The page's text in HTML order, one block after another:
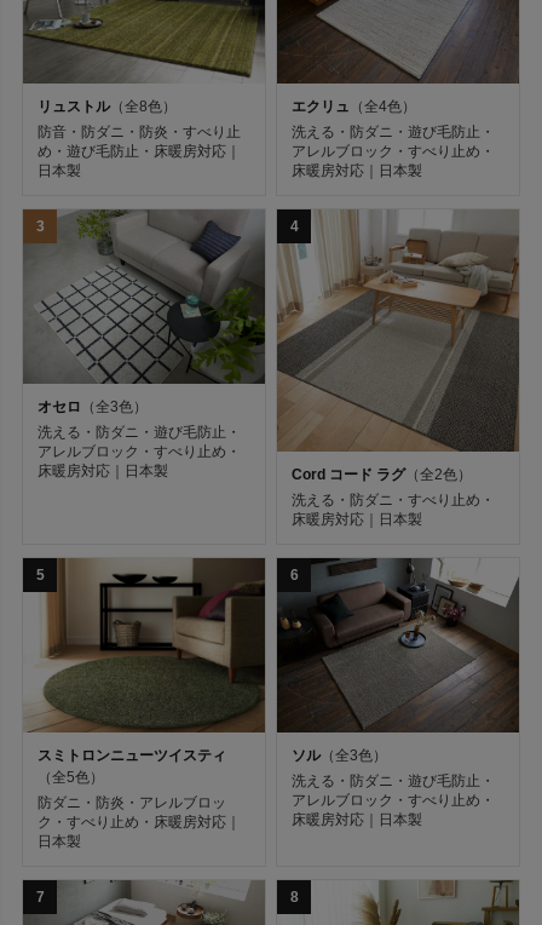
リュストル （全8色）
防音・防ダニ・防炎・すべり止
め・遊び毛防止・床暖房対応｜
日本製
エクリュ （全4色）
洗える・防ダニ・遊び毛防止・
アレルブロック・すべり止め・
床暖房対応｜日本製
3
オセロ
（全3色）
洗える・防ダニ・遊び毛防止・
アレルブロック・すべり止め・
床暖房対応｜日本製
4
Cord コード ラグ（全2色）
洗える・防ダニ・すべり止め・
床暖房対応｜日本製
5
スミトロンニューツイスティ
（全5色）
防ダニ・防炎・アレルブロッ
ク・すべり止め・床暖房対応｜
日本製
6
ソル （全3色）
洗える・防ダニ・遊び毛防止・
アレルブロック・すべり止め・
床暖房対応｜日本製
7 8
ラグ詳細検索
価格
〜 ￥
例：5000 〜 10000
サイズ
デザイン
ブランド